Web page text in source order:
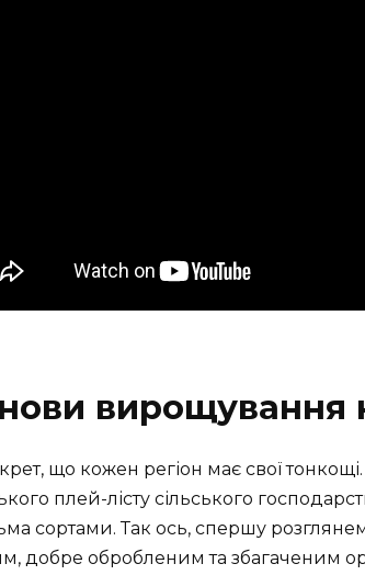
вирощування
що кожен регіон має свої
плей-лісту сільського
сортами. Так ось, спершу
добре обробленим та збагаченим